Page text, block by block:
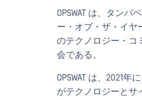
OPSWAT は、タンパ
ー・オブ・ザ・イヤ
のテクノロジー・コ
会である。
OPSWAT は、2021
がテクノロジーとサ